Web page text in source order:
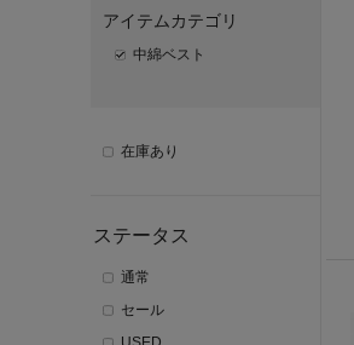
アイテムカテゴリ
中綿ベスト
在庫あり
ステータス
通常
セール